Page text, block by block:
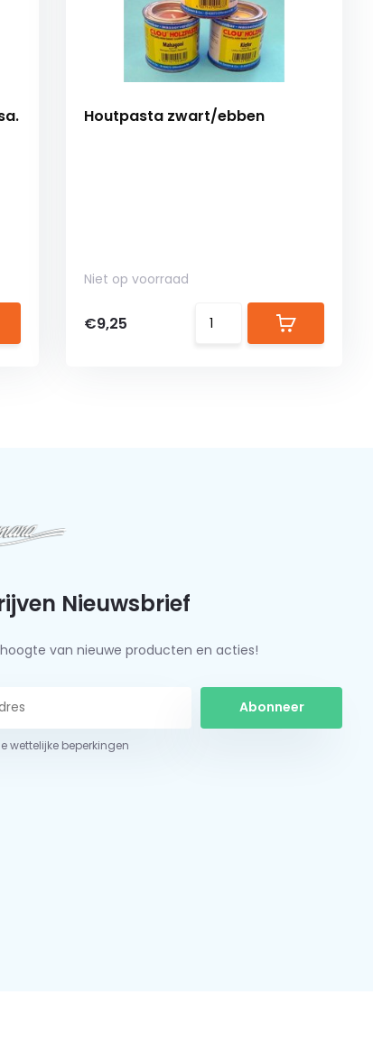
Houtpasta zwart/ebben
Niet op voorraad
€9,25
Nieuwsbrief
van nieuwe producten en acties!
Abonneer
wettelijke beperkingen